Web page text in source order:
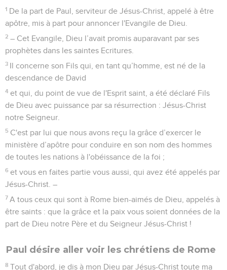
1 De la part de Paul, serviteur de Jésus-Christ, appelé à être
apôtre, mis à part pour annoncer l'Evangile de Dieu.
2 – Cet Evangile, Dieu l’avait promis auparavant par ses
prophètes dans les saintes Ecritures.
3 Il concerne son Fils qui, en tant qu’homme, est né de la
descendance de David
4 et qui, du point de vue de l'Esprit saint, a été déclaré Fils
de Dieu avec puissance par sa résurrection : Jésus-Christ
notre Seigneur.
5 C'est par lui que nous avons reçu la grâce d’exercer le
ministère d’apôtre pour conduire en son nom des hommes
de toutes les nations à l'obéissance de la foi ;
6 et vous en faites partie vous aussi, qui avez été appelés par
Jésus-Christ. –
7 A tous ceux qui sont à Rome bien-aimés de Dieu, appelés à
être saints : que la grâce et la paix vous soient données de la
part de Dieu notre Père et du Seigneur Jésus-Christ !
Paul désire aller voir les chrétiens de Rome
8 Tout d'abord, je dis à mon Dieu par Jésus-Christ toute ma